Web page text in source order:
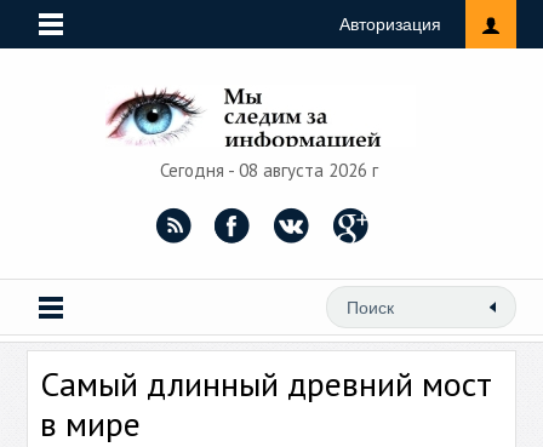
Авторизация
Сегодня - 08 августа 2026 г
Самый длинный древний мост
в мире